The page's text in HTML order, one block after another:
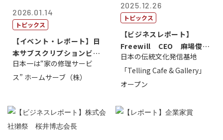
2026.01.14
トピックス
【イベント・レポート】日
本サブスクリプションビジ
ネス大賞20...
日本一は“家の修理サービ
ス” ホームサーブ（株）
2025.12.26
トピックス
【ビジネスレポート】
Freewill CEO 麻場俊行
氏
日本の伝統文化発信基地
「Telling Cafe & Gallery」
オープン